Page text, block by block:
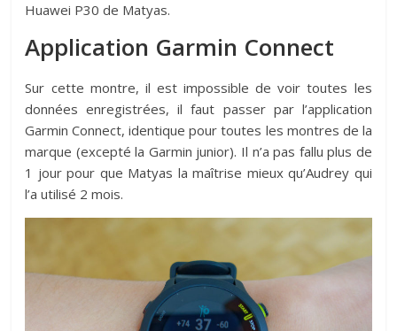
Huawei P30 de Matyas.
Application Garmin Connect
Sur cette montre, il est impossible de voir toutes les
données enregistrées, il faut passer par l’application
Garmin Connect, identique pour toutes les montres de la
marque (excepté la Garmin junior). Il n’a pas fallu plus de
1 jour pour que Matyas la maîtrise mieux qu’Audrey qui
l’a utilisé 2 mois.